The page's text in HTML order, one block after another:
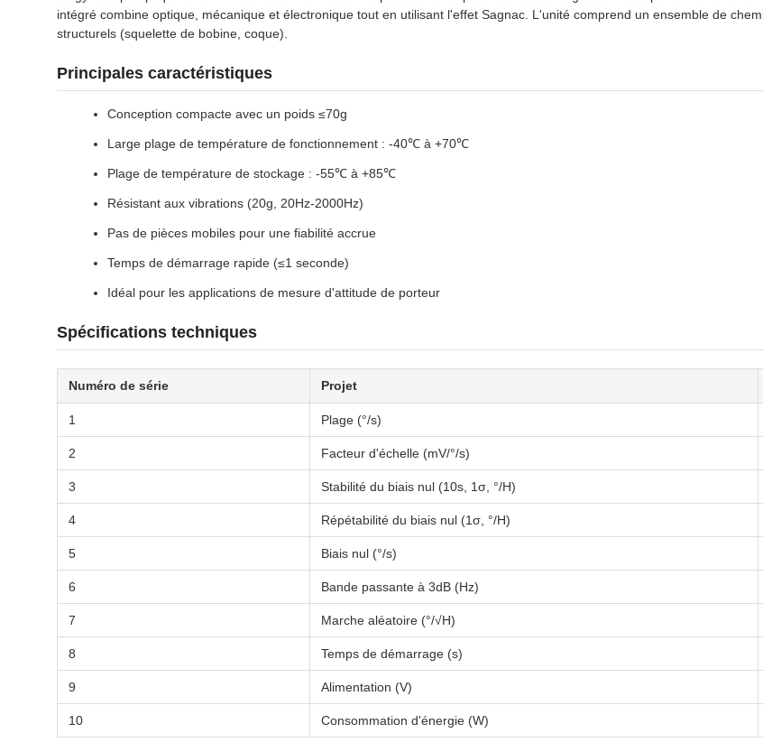
intégré combine optique, mécanique et électronique tout en utilisant l'effet Sagnac. L'unité comprend un ensemble de
structurels (squelette de bobine, coque).
Principales caractéristiques
Conception compacte avec un poids ≤70g
Large plage de température de fonctionnement : -40℃ à +70℃
Plage de température de stockage : -55℃ à +85℃
Résistant aux vibrations (20g, 20Hz-2000Hz)
Pas de pièces mobiles pour une fiabilité accrue
Temps de démarrage rapide (≤1 seconde)
Idéal pour les applications de mesure d'attitude de porteur
Spécifications techniques
Numéro de série Projet
1 Plage (°/s)
2 Facteur d'échelle (mV/°/s)
3 Stabilité du biais nul (10s, 1σ, °/H)
4 Répétabilité du biais nul (1σ, °/H)
5 Biais nul (°/s)
6 Bande passante à 3dB (Hz)
7 Marche aléatoire (°/√H)
8 Temps de démarrage (s)
9 Alimentation (V)
10 Consommation d'énergie (W)